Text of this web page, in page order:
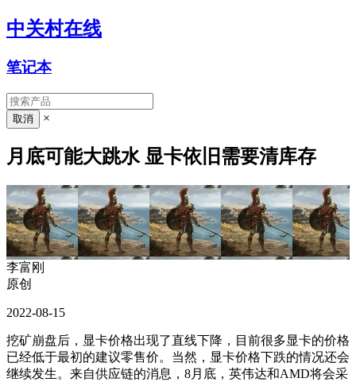
中关村在线
笔记本
×
月底可能大跳水 显卡依旧需要清库存
李富刚
原创
2022-08-15
挖矿崩盘后，显卡价格出现了直线下降，目前很多显卡的价格
已经低于最初的建议零售价。当然，显卡价格下跌的情况还会
继续发生。来自供应链的消息，8月底，英伟达和AMD将会采